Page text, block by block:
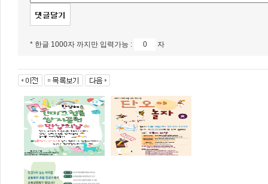
* 한글 1000자 까지만 입력가능 : 자